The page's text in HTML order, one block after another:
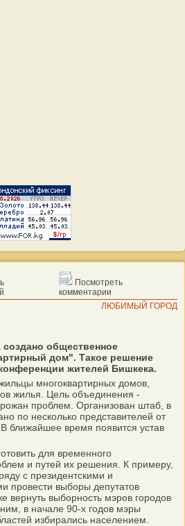
Посмотреть
комментарии
ЛЮБИМЫЙ ГОРОД
общественное
дом". Такое решение
жителей Бишкека.
многоквартирных домов,
жилья. Цель объединения -
проблем. Организован штаб, в
по несколько представителей от
ближайшее время появится устав
для временного
и путей их решения. К примеру,
с президентскими и
провести выборы депутатов
вернуть выборность мэров городов
в начале 90-х годов мэры
избирались населением.